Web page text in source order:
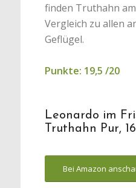
finden Truthahn
Vergleich zu allen
Geflügel.
Punkte: 19,5 /20
Leonardo im
Truthahn Pur,
Bei Amazon